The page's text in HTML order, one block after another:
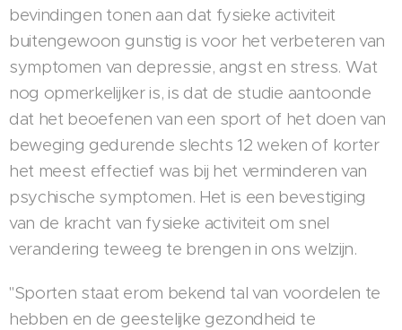
bevindingen tonen aan dat fysieke activiteit
buitengewoon gunstig is voor het verbeteren van
symptomen van depressie, angst en stress. Wat
nog opmerkelijker is, is dat de studie aantoonde
dat het beoefenen van een sport of het doen van
beweging gedurende slechts 12 weken of korter
het meest effectief was bij het verminderen van
psychische symptomen. Het is een bevestiging
van de kracht van fysieke activiteit om snel
verandering teweeg te brengen in ons welzijn.
"Sporten staat erom bekend tal van voordelen te
hebben en de geestelijke gezondheid te